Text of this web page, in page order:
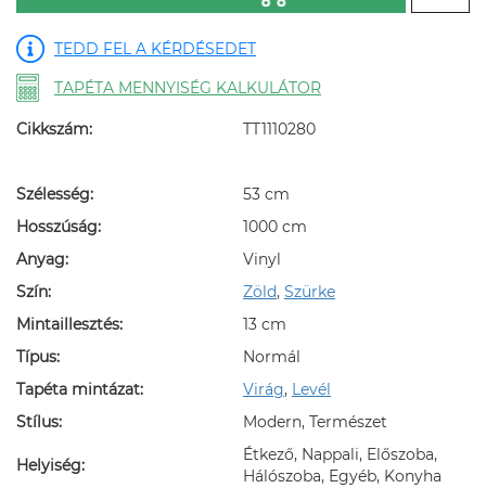
TEDD FEL A KÉRDÉSEDET
TAPÉTA MENNYISÉG KALKULÁTOR
Cikkszám: TT1110280
Szélesség:
53 cm
Hosszúság:
1000 cm
Anyag:
Vinyl
Szín:
Zöld, Szürke
Mintaillesztés:
13 cm
Típus:
Normál
Tapéta mintázat:
Virág, Levél
Stílus:
Modern, Természet
Helyiség:
Étkező, Nappali, Előszoba,
Hálószoba, Egyéb, Konyha